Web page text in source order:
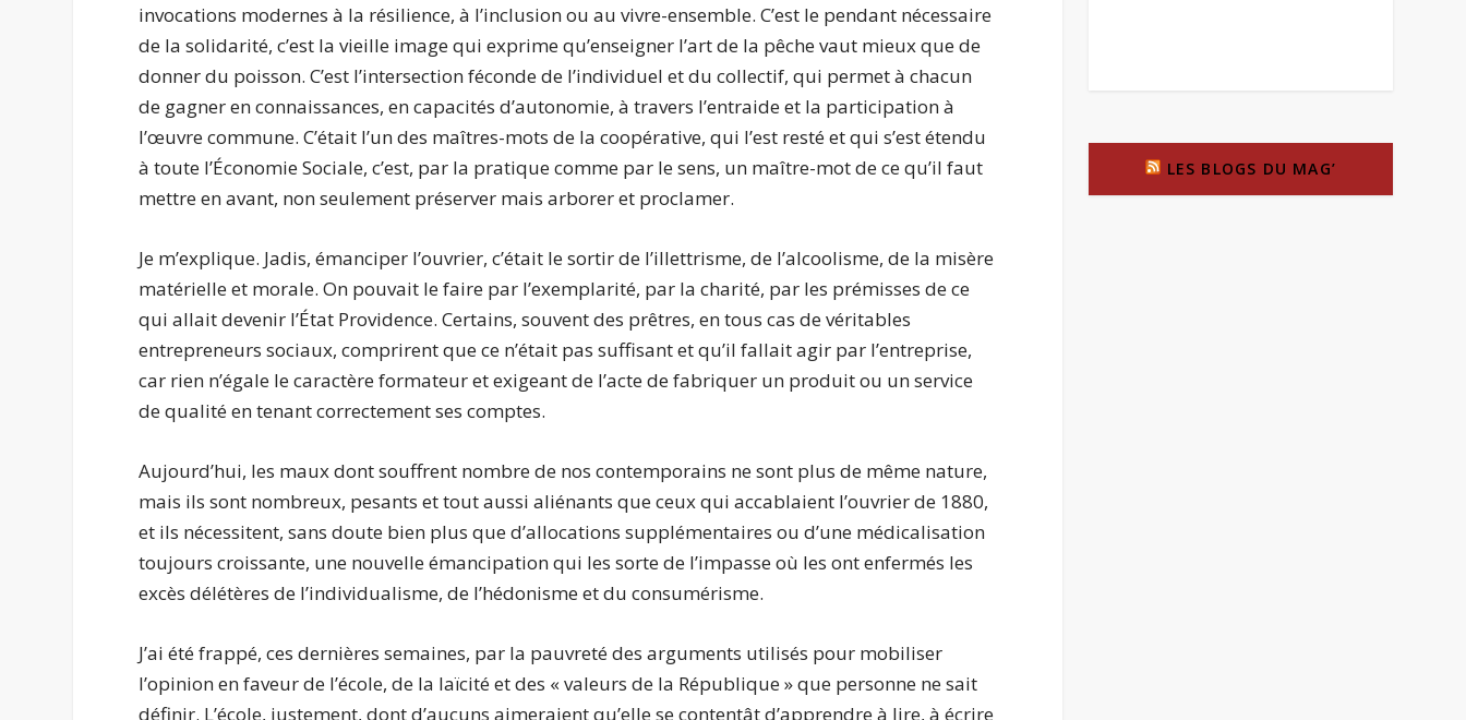
invocations modernes à la résilience, à l’inclusion ou au vivre-ensemble. C’est le pendant nécessaire
de la solidarité, c’est la vieille image qui exprime qu’enseigner l’art de la pêche vaut mieux que de
donner du poisson. C’est l’intersection féconde de l’individuel et du collectif, qui permet à chacun
de gagner en connaissances, en capacités d’autonomie, à travers l’entraide et la participation à
l’œuvre commune. C’était l’un des maîtres-mots de la coopérative, qui l’est resté et qui s’est étendu
à toute l’Économie Sociale, c’est, par la pratique comme par le sens, un maître-mot de ce qu’il faut
mettre en avant, non seulement préserver mais arborer et proclamer.
Je m’explique. Jadis, émanciper l’ouvrier, c’était le sortir de l’illettrisme, de l’alcoolisme, de la misère
matérielle et morale. On pouvait le faire par l’exemplarité, par la charité, par les prémisses de ce
qui allait devenir l’État Providence. Certains, souvent des prêtres, en tous cas de véritables
entrepreneurs sociaux, comprirent que ce n’était pas suffisant et qu’il fallait agir par l’entreprise,
car rien n’égale le caractère formateur et exigeant de l’acte de fabriquer un produit ou un service
de qualité en tenant correctement ses comptes.
Aujourd’hui, les maux dont souffrent nombre de nos contemporains ne sont plus de même nature,
mais ils sont nombreux, pesants et tout aussi aliénants que ceux qui accablaient l’ouvrier de 1880,
et ils nécessitent, sans doute bien plus que d’allocations supplémentaires ou d’une médicalisation
toujours croissante, une nouvelle émancipation qui les sorte de l’impasse où les ont enfermés les
excès délétères de l’individualisme, de l’hédonisme et du consumérisme.
J’ai été frappé, ces dernières semaines, par la pauvreté des arguments utilisés pour mobiliser
l’opinion en faveur de l’école, de la laïcité et des « valeurs de la République » que personne ne sait
définir. L’école, justement, dont d’aucuns aimeraient qu’elle se contentât d’apprendre à lire, à écrire
LES BLOGS DU MAG’